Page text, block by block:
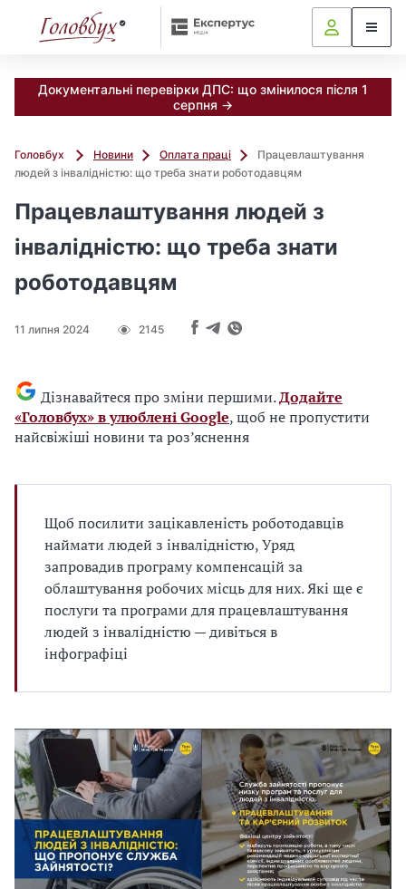
Документальні перевірки ДПС: що змінилося після 1
серпня →
Головбух Новини Оплата праці
Працевлаштування
людей з інвалідністю: що треба знати роботодавцям
Працевлаштування людей з
інвалідністю: що треба знати
роботодавцям
11 липня 2024 2145
Дізнавайтеся про зміни першими.Додайте
«Головбух» в улюблені Google, щоб не пропустити
найсвіжіші новини та роз’яснення
Щоб посилити зацікавленість роботодавців
наймати людей з інвалідністю, Уряд
запровадив програму компенсацій за
облаштування робочих місць для них. Які ще є
послуги та програми для працевлаштування
людей з інвалідністю — дивіться в
інфографіці